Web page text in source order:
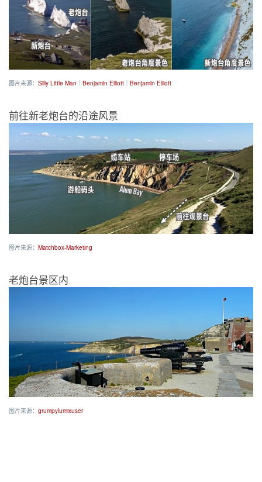
图片来源： Silly Little Man Benjamin Elliott Benjamin Elliott
前往新老炮台的沿途风景
图片来源： Matchbox-Marketing
老炮台景区内
图片来源： grumpylumixuser